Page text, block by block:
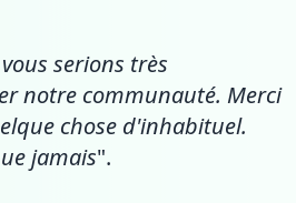
serions très
notre communauté. Merci
chose d'inhabituel.
jamais".